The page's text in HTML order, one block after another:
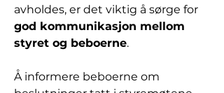
avholdes, er det viktig å sørge for
god kommunikasjon mellom
styret og beboerne.
Å informere beboerne om